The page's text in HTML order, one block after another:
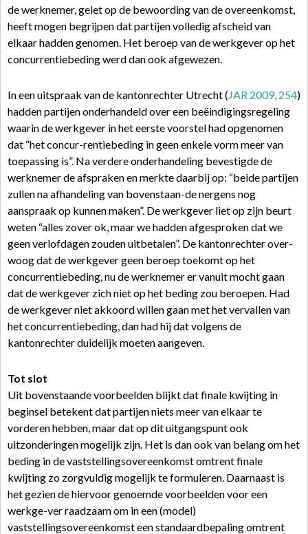
de werknemer, gelet op de bewoording van de overeenkomst,
heeft mogen begrijpen dat partijen volledig afscheid van
elkaar hadden genomen. Het beroep van de werkgever op het
concurrentiebeding werd dan ook afgewezen.
In een uitspraak van de kantonrechter Utrecht (JAR 2009, 254)
hadden partijen onderhandeld over een beëindigingsregeling
waarin de werkgever in het eerste voorstel had opgenomen
dat “het concur-rentiebeding in geen enkele vorm meer van
toepassing is”. Na verdere onderhandeling bevestigde de
werknemer de afspraken en merkte daarbij op: “beide partijen
zullen na afhandeling van bovenstaan-de nergens nog
aanspraak op kunnen maken”. De werkgever liet op zijn beurt
weten “alles zover ok, maar we hadden afgesproken dat we
geen verlofdagen zouden uitbetalen”. De kantonrechter over-
woog dat de werkgever geen beroep toekomt op het
concurrentiebeding, nu de werknemer er vanuit mocht gaan
dat de werkgever zich niet op het beding zou beroepen. Had
de werkgever niet akkoord willen gaan met het vervallen van
het concurrentiebeding, dan had hij dat volgens de
kantonrechter duidelijk moeten aangeven.
Tot slot
Uit bovenstaande voorbeelden blijkt dat finale kwijting in
beginsel betekent dat partijen niets meer van elkaar te
vorderen hebben, maar dat op dit uitgangspunt ook
uitzonderingen mogelijk zijn. Het is dan ook van belang om het
beding in de vaststellingsovereenkomst omtrent finale
kwijting zo zorgvuldig mogelijk te formuleren. Daarnaast is
het gezien de hiervoor genoemde voorbeelden voor een
werkge-ver raadzaam om in een (model)
vaststellingsovereenkomst een standaardbepaling omtrent